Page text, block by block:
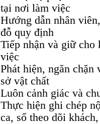
tại nơi làm việc
Hướng dẫn nhân
đỗ quy định
Tiếp nhận và giữ cho
việc
Phát hiện, ngăn
sở vật chất
Luôn cảnh giác và
Thực hiện ghi chép
ca, sổ theo dõi